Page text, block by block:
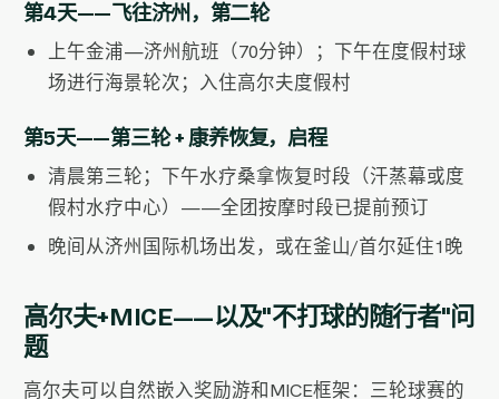
第4天——飞往济州，第二轮
上午金浦—济州航班（70分钟）；下午在度假村球
场进行海景轮次；入住高尔夫度假村
第5天——第三轮 + 康养恢复，启程
清晨第三轮；下午水疗桑拿恢复时段（汗蒸幕或度
假村水疗中心）——全团按摩时段已提前预订
晚间从济州国际机场出发，或在釜山/首尔延住1晚
高尔夫+MICE——以及"不打球的随行者"问
题
高尔夫可以自然嵌入奖励游和MICE框架：三轮球赛的